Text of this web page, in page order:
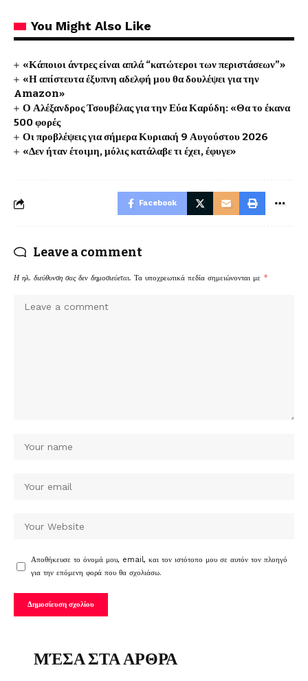
You Might Also Like
«Κάποιοι άντρες είναι απλά “κατώτεροι των περιστάσεων”»
«Η απίστευτα έξυπνη αδελφή μου θα δουλέψει για την
Amazon»
Ο Αλέξανδρος Τσουβέλας για την Εύα Καρύδη: «Θα το έκανα
500 φορές
Οι προβλέψεις για σήμερα Κυριακή 9 Αυγούστου 2026
«Δεν ήταν έτοιμη, μόλις κατάλαβε τι έχει, έφυγε»
Facebook
Leave a comment
Η ηλ. διεύθυνση σας δεν δημοσιεύεται. Τα υποχρεωτικά πεδία σημειώνονται με *
Αποθήκευσε το όνομά μου, email, και τον ιστότοπο μου σε αυτόν τον πλοηγό
για την επόμενη φορά που θα σχολιάσω.
ΜΈΣΑ ΣΤΑ ΑΡΘΡΑ